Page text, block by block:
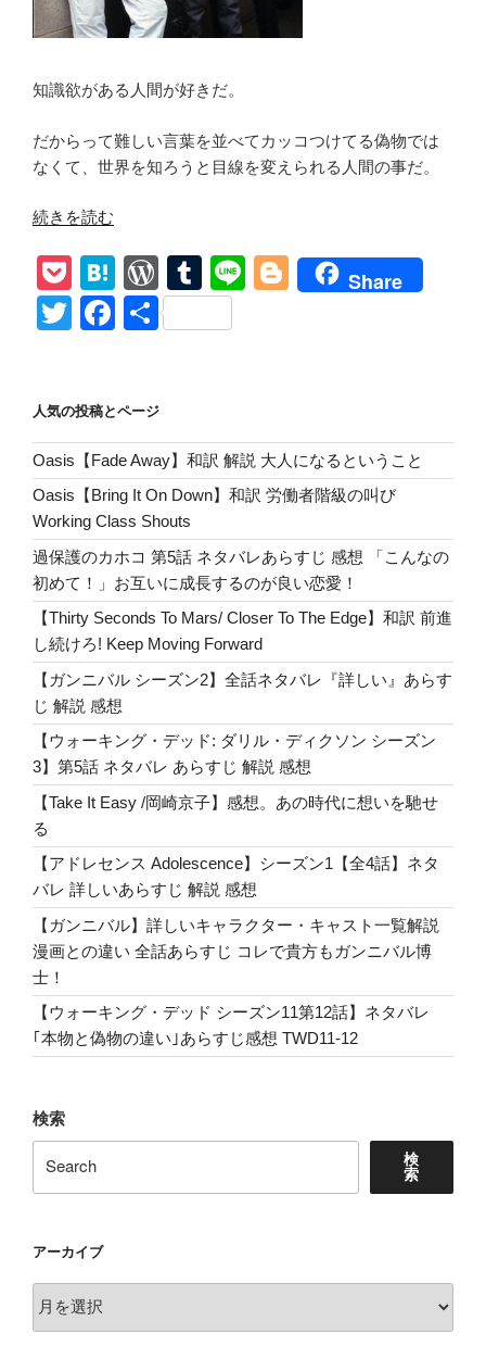
知識欲がある人間が好きだ。
だからって難しい言葉を並べてカッコつけてる偽物では
なくて、世界を知ろうと目線を変えられる人間の事だ。
“【London
The
Clash】
Warning
Forever!
鳴
り
響
く
警
告
何
の
為？”
の
続きを読む
P
o
ck
H
at
e
a
W
or
d
e
ss
T
u
m
Li
Bl
Share
T
er
F
e
b
o
o
k
共
人気の投稿とページ
Oasis【Fade Away】和訳 解説 大人になるということ
Oasis【Bring It On Down】和訳 労働者階級の叫び
Working Class Shouts
過保護のカホコ 第5話 ネタバレあらすじ 感想 「こんなの
初めて！」お互いに成長するのが良い恋愛！
【Thirty Seconds To Mars/ Closer To The Edge】和訳 前進
し続けろ! Keep Moving Forward
【ガンニバル シーズン2】全話ネタバレ『詳しい』あらす
じ 解説 感想
【ウォーキング・デッド: ダリル・ディクソン シーズン
3】第5話 ネタバレ あらすじ 解説 感想
【Take It Easy /岡崎京子】感想。あの時代に想いを馳せ
る
【アドレセンス Adolescence】シーズン1【全4話】ネタ
バレ 詳しいあらすじ 解説 感想
【ガンニバル】詳しいキャラクター・キャスト一覧解説
漫画との違い 全話あらすじ コレで貴方もガンニバル博
士！
【ウォーキング・デッド シーズン11第12話】ネタバレ
｢本物と偽物の違い｣あらすじ感想 TWD11-12
検索
検
索
アーカイブ
ー